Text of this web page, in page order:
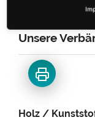
Unsere
Holz /